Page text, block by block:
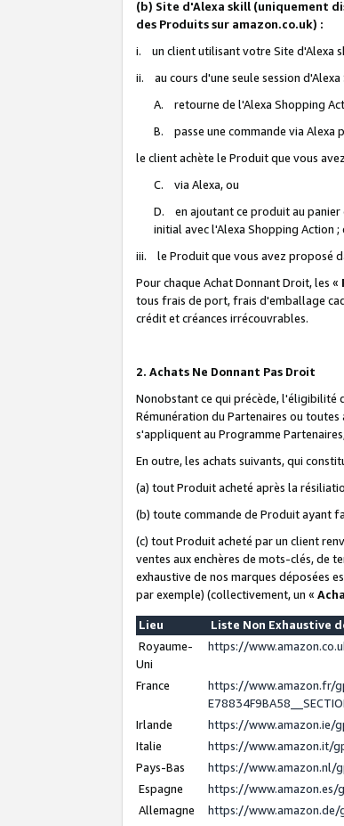
(b) Site d'Alexa skill (uniquement
des Produits sur amazon.co.uk) :
i. un client utilisant votre Site d'Alexa
ii. au cours d'une seule session
A. retourne de l'Alexa Shopping
B. passe une commande via Alexa
le client achète le Produit que vous
C. via Alexa, ou
D. en ajoutant ce produit au panier
initial avec l'Alexa Shopping Action ;
iii. le Produit que vous avez proposé
Pour chaque Achat Donnant Droit, les «
tous frais de port, frais d'emballage
crédit et créances irrécouvrables.
2. Achats Ne Donnant Pas Droit
Nonobstant ce qui précède, l'éligibilité
Rémunération du Partenaires ou
s'appliquent au Programme
En outre, les achats suivants, qui
(a) tout Produit acheté après la
(b) toute commande de Produit ayant
(c) tout Produit acheté par un client
ventes aux enchères de mots-clés, de
exhaustive de nos marques déposées
par exemple) (collectivement, un «
Lieu
Liste Non Exhaustive
Royaume-
Uni
https://
France
https://www.amazon.fr/
Irlande
https://www.amazon.ie/
Italie
https://www.amazon.it/
Pays-Bas
https://www.amazon.nl/
Espagne
https://
Allemagne
https://